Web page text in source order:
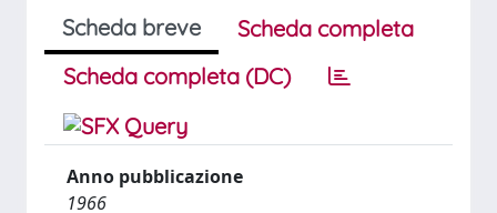
Scheda breve
Scheda completa
Scheda completa (DC)
Anno pubblicazione
1966